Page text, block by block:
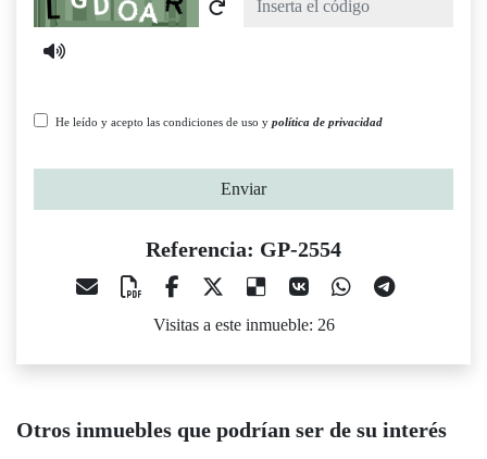
He leído y acepto las condiciones de uso y política de privacidad
Enviar
Referencia: GP-2554
Visitas a este inmueble: 26
Otros inmuebles que podrían ser de su interés